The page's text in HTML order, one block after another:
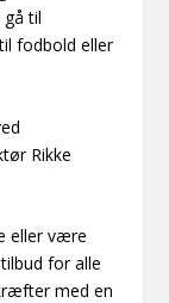
til
fodbold eller
Rikke
eller være
for alle
med en